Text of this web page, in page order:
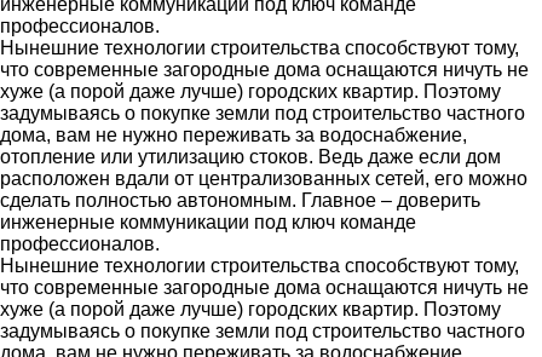
инженерные коммуникации под ключ команде
профессионалов.
Нынешние технологии строительства способствуют тому,
что современные загородные дома оснащаются ничуть не
хуже (а порой даже лучше) городских квартир. Поэтому
задумываясь о покупке земли под строительство частного
дома, вам не нужно переживать за водоснабжение,
отопление или утилизацию стоков. Ведь даже если дом
расположен вдали от централизованных сетей, его можно
сделать полностью автономным. Главное – доверить
инженерные коммуникации под ключ команде
профессионалов.
Нынешние технологии строительства способствуют тому,
что современные загородные дома оснащаются ничуть не
хуже (а порой даже лучше) городских квартир. Поэтому
задумываясь о покупке земли под строительство частного
дома, вам не нужно переживать за водоснабжение,